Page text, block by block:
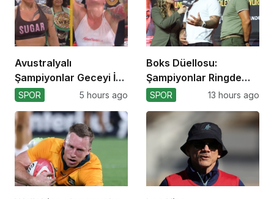
Avustralyalı
Şampiyonlar Geceyi İki
Yenilgiyle Kapadı
SPOR 5 hours ago
Boks Düellosu:
Şampiyonlar Ringde
Kapışacak!
SPOR 13 hours ago